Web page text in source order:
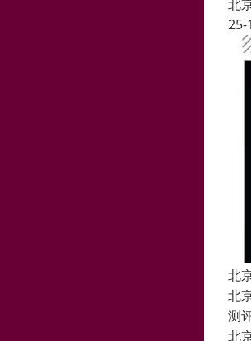
北
25-
北
北
测
北